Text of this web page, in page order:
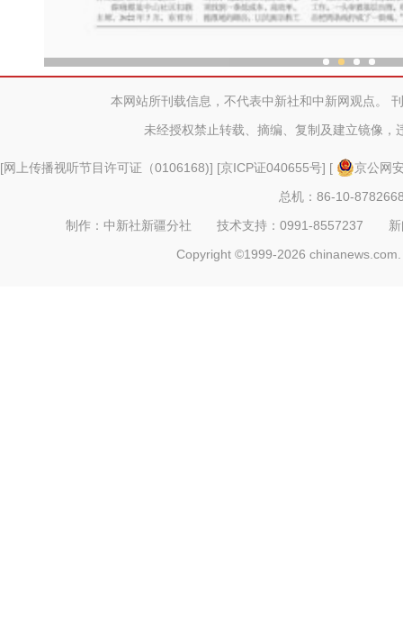
本网站所刊载信息，不代表中新社和中新网观点。
未经授权禁止转载、摘编、复制及建立镜像，
[网上传播视听节目许可证（0106168)] [京ICP证040655号] [
京公网
总机：86-10-
制作：中新社新疆分社 技术支持：0991-8557237
Copyright ©1999-2026